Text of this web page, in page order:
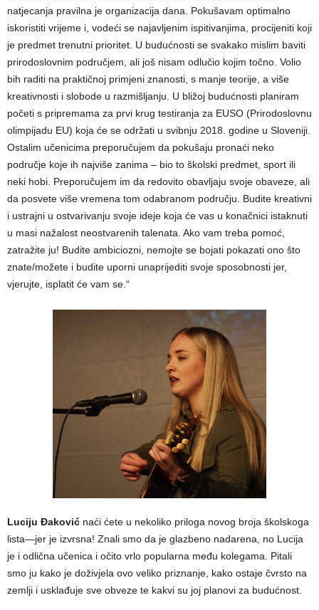
natjecanja pravilna je organizacija dana. Pokušavam optimalno
iskoristiti vrijeme i, vodeći se najavljenim ispitivanjima, procijeniti koji
je predmet trenutni prioritet. U budućnosti se svakako mislim baviti
prirodoslovnim područjem, ali još nisam odlučio kojim točno. Volio
bih raditi na praktičnoj primjeni znanosti, s manje teorije, a više
kreativnosti i slobode u razmišljanju. U bližoj budućnosti planiram
početi s pripremama za prvi krug testiranja za EUSO (Prirodoslovnu
olimpijadu EU) koja će se održati u svibnju 2018. godine u Sloveniji.
Ostalim učenicima preporučujem da pokušaju pronaći neko
područje koje ih najviše zanima – bio to školski predmet, sport ili
neki hobi. Preporučujem im da redovito obavljaju svoje obaveze, ali
da posvete više vremena tom odabranom području. Budite kreativni
i ustrajni u ostvarivanju svoje ideje koja će vas u konačnici istaknuti
u masi nažalost neostvarenih talenata. Ako vam treba pomoć,
zatražite ju! Budite ambiciozni, nemojte se bojati pokazati ono što
znate/možete i budite uporni unaprijediti svoje sposobnosti jer,
vjerujte, isplatit će vam se.“
Luciju Đaković naći ćete u nekoliko priloga novog broja školskoga
lista—jer je izvrsna! Znali smo da je glazbeno nadarena, no Lucija
je i odlična učenica i očito vrlo popularna među kolegama. Pitali
smo ju kako je doživjela ovo veliko priznanje, kako ostaje čvrsto na
zemlji i usklađuje sve obveze te kakvi su joj planovi za budućnost.